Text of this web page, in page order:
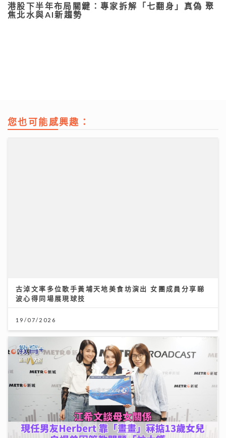
港股下半年布局關鍵：專家拆解「七翻身」真偽 聚
焦北水與AI新趨勢
您也可能感興趣：
古淖文率多位歌手黃埔天地美食坊演出 女團成員分享睇
波心得同場展現球技
19/07/2026